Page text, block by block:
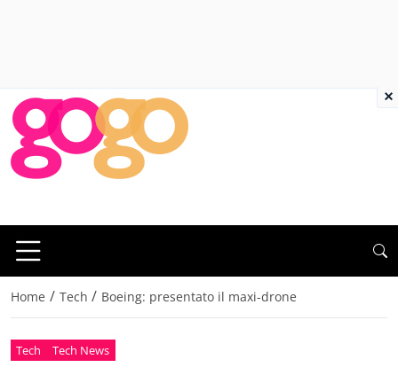
Home / Tech / Boeing: presentato il maxi-drone
Tech Tech News
×